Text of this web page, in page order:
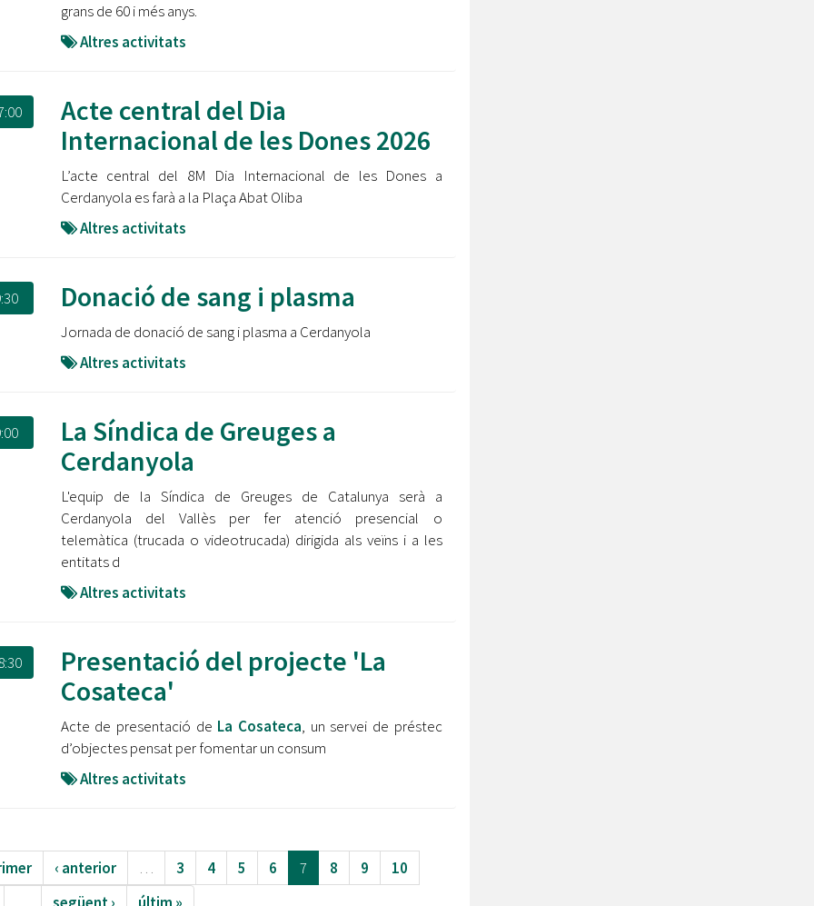
grans de 60 i més anys.
Altres activitats
Acte central del Dia
Internacional de les Dones 2026
L’acte central del 8M Dia Internacional de les Dones ​a
Cerdanyola es farà a la Plaça Abat Oliba
Altres activitats
Donació de sang i plasma
Jornada de donació de sang i plasma a Cerdanyola
Altres activitats
La Síndica de Greuges a
Cerdanyola
L'equip de la Síndica de Greuges de Catalunya serà a
Cerdanyola del Vallès per fer atenció presencial o
telemàtica (trucada o videotrucada) dirigida als veïns i a les
entitats d
Altres activitats
Presentació del projecte 'La
Cosateca'
Acte de presentació de La Cosateca, un servei de préstec
d’objectes pensat per fomentar un consum
Altres activitats
‹ anterior … 3 4 5 6 7 8 9
10